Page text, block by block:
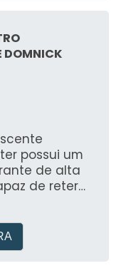
DOMNICK
possui um
de alta
de reter